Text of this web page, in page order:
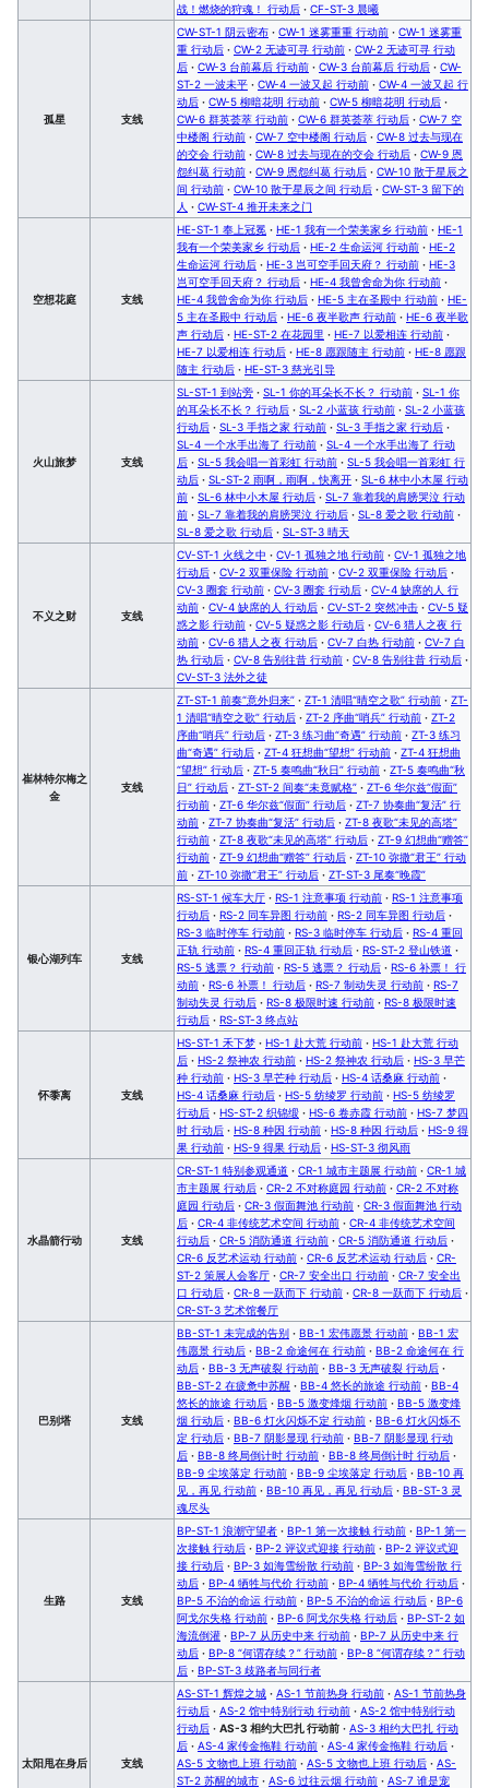
战！燃烧的狩魂！ 行动后 · CF-ST-3 晨曦
孤星 支线
CW-ST-1 阴云密布 · CW-1 迷雾重重 行动前 · CW-1 迷雾重
重 行动后 · CW-2 无迹可寻 行动前 · CW-2 无迹可寻 行动
后 · CW-3 台前幕后 行动前 · CW-3 台前幕后 行动后 · CW-
ST-2 一波未平 · CW-4 一波又起 行动前 · CW-4 一波又起 行
动后 · CW-5 柳暗花明 行动前 · CW-5 柳暗花明 行动后 ·
CW-6 群英荟萃 行动前 · CW-6 群英荟萃 行动后 · CW-7 空
中楼阁 行动前 · CW-7 空中楼阁 行动后 · CW-8 过去与现在
的交会 行动前 · CW-8 过去与现在的交会 行动后 · CW-9 恩
怨纠葛 行动前 · CW-9 恩怨纠葛 行动后 · CW-10 散于星辰之
间 行动前 · CW-10 散于星辰之间 行动后 · CW-ST-3 留下的
人 · CW-ST-4 推开未来之门
空想花庭 支线
HE-ST-1 奉上冠冕 · HE-1 我有一个荣美家乡 行动前 · HE-1
我有一个荣美家乡 行动后 · HE-2 生命运河 行动前 · HE-2
生命运河 行动后 · HE-3 岂可空手回天府？ 行动前 · HE-3
岂可空手回天府？ 行动后 · HE-4 我曾舍命为你 行动前 ·
HE-4 我曾舍命为你 行动后 · HE-5 主在圣殿中 行动前 · HE-
5 主在圣殿中 行动后 · HE-6 夜半歌声 行动前 · HE-6 夜半歌
声 行动后 · HE-ST-2 在花园里 · HE-7 以爱相连 行动前 ·
HE-7 以爱相连 行动后 · HE-8 愿跟随主 行动前 · HE-8 愿跟
随主 行动后 · HE-ST-3 慈光引导
火山旅梦 支线
SL-ST-1 到站旁 · SL-1 你的耳朵长不长？ 行动前 · SL-1 你
的耳朵长不长？ 行动后 · SL-2 小蓝孩 行动前 · SL-2 小蓝孩
行动后 · SL-3 手指之家 行动前 · SL-3 手指之家 行动后 ·
SL-4 一个水手出海了 行动前 · SL-4 一个水手出海了 行动
后 · SL-5 我会唱一首彩虹 行动前 · SL-5 我会唱一首彩虹 行
动后 · SL-ST-2 雨啊，雨啊，快离开 · SL-6 林中小木屋 行动
前 · SL-6 林中小木屋 行动后 · SL-7 靠着我的肩膀哭泣 行动
前 · SL-7 靠着我的肩膀哭泣 行动后 · SL-8 爱之歌 行动前 ·
SL-8 爱之歌 行动后 · SL-ST-3 晴天
不义之财 支线
CV-ST-1 火线之中 · CV-1 孤独之地 行动前 · CV-1 孤独之地
行动后 · CV-2 双重保险 行动前 · CV-2 双重保险 行动后 ·
CV-3 圈套 行动前 · CV-3 圈套 行动后 · CV-4 缺席的人 行
动前 · CV-4 缺席的人 行动后 · CV-ST-2 突然冲击 · CV-5 疑
惑之影 行动前 · CV-5 疑惑之影 行动后 · CV-6 猎人之夜 行
动前 · CV-6 猎人之夜 行动后 · CV-7 白热 行动前 · CV-7 白
热 行动后 · CV-8 告别往昔 行动前 · CV-8 告别往昔 行动后 ·
CV-ST-3 法外之徒
崔林特尔梅之
金
支线
ZT-ST-1 前奏“意外归来” · ZT-1 清唱“晴空之歌” 行动前 · ZT-
1 清唱“晴空之歌” 行动后 · ZT-2 序曲“哨兵” 行动前 · ZT-2
序曲“哨兵” 行动后 · ZT-3 练习曲“奇遇” 行动前 · ZT-3 练习
曲“奇遇” 行动后 · ZT-4 狂想曲“望想” 行动前 · ZT-4 狂想曲
“望想” 行动后 · ZT-5 奏鸣曲“秋日” 行动前 · ZT-5 奏鸣曲“秋
日” 行动后 · ZT-ST-2 间奏“未竟赋格” · ZT-6 华尔兹“假面”
行动前 · ZT-6 华尔兹“假面” 行动后 · ZT-7 协奏曲“复活” 行
动前 · ZT-7 协奏曲“复活” 行动后 · ZT-8 夜歌“未见的高塔”
行动前 · ZT-8 夜歌“未见的高塔” 行动后 · ZT-9 幻想曲“赠答”
行动前 · ZT-9 幻想曲“赠答” 行动后 · ZT-10 弥撒“君王” 行动
前 · ZT-10 弥撒“君王” 行动后 · ZT-ST-3 尾奏“晚霞”
银心湖列车 支线
RS-ST-1 候车大厅 · RS-1 注意事项 行动前 · RS-1 注意事项
行动后 · RS-2 同车异图 行动前 · RS-2 同车异图 行动后 ·
RS-3 临时停车 行动前 · RS-3 临时停车 行动后 · RS-4 重回
正轨 行动前 · RS-4 重回正轨 行动后 · RS-ST-2 登山铁道 ·
RS-5 逃票？ 行动前 · RS-5 逃票？ 行动后 · RS-6 补票！ 行
动前 · RS-6 补票！ 行动后 · RS-7 制动失灵 行动前 · RS-7
制动失灵 行动后 · RS-8 极限时速 行动前 · RS-8 极限时速
行动后 · RS-ST-3 终点站
怀黍离 支线
HS-ST-1 禾下梦 · HS-1 赴大荒 行动前 · HS-1 赴大荒 行动
后 · HS-2 祭神农 行动前 · HS-2 祭神农 行动后 · HS-3 早芒
种 行动前 · HS-3 早芒种 行动后 · HS-4 话桑麻 行动前 ·
HS-4 话桑麻 行动后 · HS-5 纺绫罗 行动前 · HS-5 纺绫罗
行动后 · HS-ST-2 织锦缎 · HS-6 卷赤霞 行动前 · HS-7 梦四
时 行动后 · HS-8 种因 行动前 · HS-8 种因 行动后 · HS-9 得
果 行动前 · HS-9 得果 行动后 · HS-ST-3 彻风雨
水晶箭行动 支线
CR-ST-1 特别参观通道 · CR-1 城市主题展 行动前 · CR-1 城
市主题展 行动后 · CR-2 不对称庭园 行动前 · CR-2 不对称
庭园 行动后 · CR-3 假面舞池 行动前 · CR-3 假面舞池 行动
后 · CR-4 非传统艺术空间 行动前 · CR-4 非传统艺术空间
行动后 · CR-5 消防通道 行动前 · CR-5 消防通道 行动后 ·
CR-6 反艺术运动 行动前 · CR-6 反艺术运动 行动后 · CR-
ST-2 策展人会客厅 · CR-7 安全出口 行动前 · CR-7 安全出
口 行动后 · CR-8 一跃而下 行动前 · CR-8 一跃而下 行动后 ·
CR-ST-3 艺术馆餐厅
巴别塔 支线
BB-ST-1 未完成的告别 · BB-1 宏伟愿景 行动前 · BB-1 宏
伟愿景 行动后 · BB-2 命途何在 行动前 · BB-2 命途何在 行
动后 · BB-3 无声破裂 行动前 · BB-3 无声破裂 行动后 ·
BB-ST-2 在疲惫中苏醒 · BB-4 悠长的旅途 行动前 · BB-4
悠长的旅途 行动后 · BB-5 激变烽烟 行动前 · BB-5 激变烽
烟 行动后 · BB-6 灯火闪烁不定 行动前 · BB-6 灯火闪烁不
定 行动后 · BB-7 阴影显现 行动前 · BB-7 阴影显现 行动
后 · BB-8 终局倒计时 行动前 · BB-8 终局倒计时 行动后 ·
BB-9 尘埃落定 行动前 · BB-9 尘埃落定 行动后 · BB-10 再
见，再见 行动前 · BB-10 再见，再见 行动后 · BB-ST-3 灵
魂尽头
生路 支线
BP-ST-1 浪潮守望者 · BP-1 第一次接触 行动前 · BP-1 第一
次接触 行动后 · BP-2 评议式迎接 行动前 · BP-2 评议式迎
接 行动后 · BP-3 如海雪纷散 行动前 · BP-3 如海雪纷散 行
动后 · BP-4 牺牲与代价 行动前 · BP-4 牺牲与代价 行动后 ·
BP-5 不治的命运 行动前 · BP-5 不治的命运 行动后 · BP-6
阿戈尔失格 行动前 · BP-6 阿戈尔失格 行动后 · BP-ST-2 如
海流倒灌 · BP-7 从历史中来 行动前 · BP-7 从历史中来 行
动后 · BP-8 “何谓存续？” 行动前 · BP-8 “何谓存续？” 行动
后 · BP-ST-3 歧路者与同行者
太阳甩在身后 支线
AS-ST-1 辉煌之城 · AS-1 节前热身 行动前 · AS-1 节前热身
行动后 · AS-2 馆中特别行动 行动前 · AS-2 馆中特别行动
行动后 · AS-3 相约大巴扎 行动前 · AS-3 相约大巴扎 行动
后 · AS-4 家传金拖鞋 行动前 · AS-4 家传金拖鞋 行动后 ·
AS-5 文物也上班 行动前 · AS-5 文物也上班 行动后 · AS-
ST-2 苏醒的城市 · AS-6 过往云烟 行动前 · AS-7 谁是宠